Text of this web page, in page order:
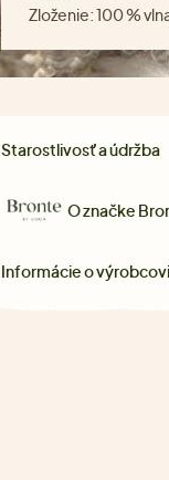
Zloženie:100 %
Starostlivosť a údržba
O značke
Informácie o výrobcovi